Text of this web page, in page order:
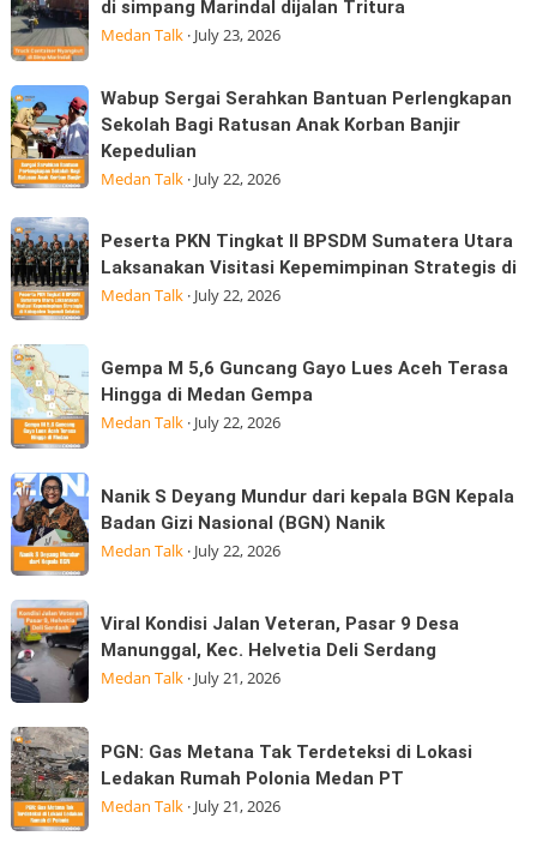
Pasar
Boleh
Hangus:
Sudah
Membayar
MK
tidak
tarik
pada
saat
tanjakan
di
Marindal
dijalan
Tritura
di simpang Marindal dijalan Tritura
Medan Talk· July 23, 2026
Wabup
Sergai
Serahkan
Bantuan
Perlengkapan
Sekolah
Bagi
Ratusan
Anak
Korban
Banjir
Kepedulian
Wabup Sergai Serahkan Bantuan Perlengkapan
Sekolah Bagi Ratusan Anak Korban Banjir
Kepedulian
Medan Talk· July 22, 2026
Peserta
PKN
Tingkat
II
BPSDM
Sumatera
Utara
Laksanakan
Kepemimpinan
Strategis
di
Peserta PKN Tingkat II BPSDM Sumatera Utara
Laksanakan Visitasi Kepemimpinan Strategis di
Medan Talk· July 22, 2026
Gempa
M
5,6
Guncang
Gayo
Lues
Aceh
Terasa
di
Medan
Gempa
Gempa M 5,6 Guncang Gayo Lues Aceh Terasa
Hingga di Medan Gempa
Medan Talk· July 22, 2026
Nanik
S
Deyang
Mundur
dari
kepala
BGN
Kepala
Gizi
Nasional
(BGN) Nanik
Nanik S Deyang Mundur dari kepala BGN Kepala
Badan Gizi Nasional (BGN) Nanik
Medan Talk· July 22, 2026
Viral
Kondisi
Jalan
Veteran,
Pasar
9
Desa
Manunggal,
Viral Kondisi Jalan Veteran, Pasar 9 Desa
Manunggal, Kec. Helvetia Deli Serdang
Medan Talk· July 21, 2026
PGN:
Gas
Metana
Tak
PGN: Gas Metana Tak Terdeteksi di Lokasi
Ledakan Rumah Polonia Medan PT
Medan Talk· July 21, 2026